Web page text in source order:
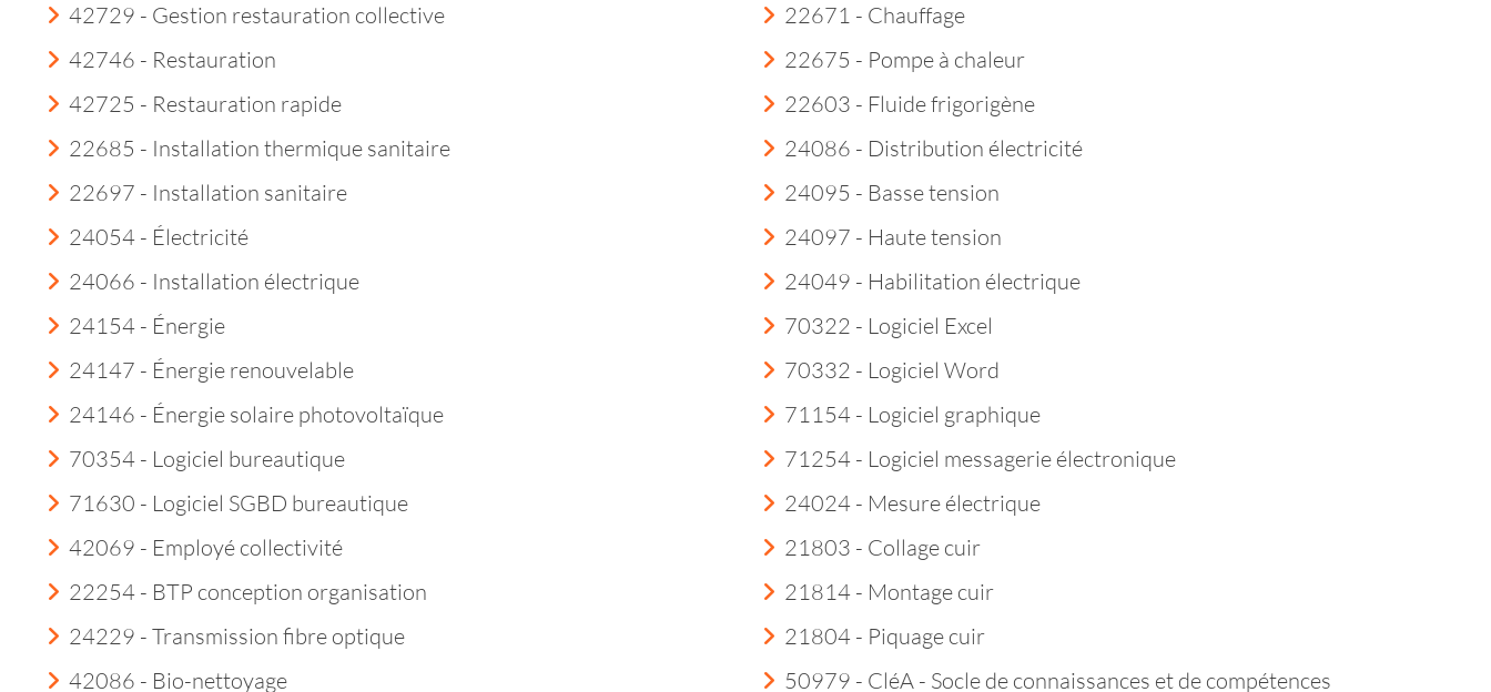
42729 - Gestion restauration collective
42746 - Restauration
42725 - Restauration rapide
22671 - Chauffage
22675 - Pompe à chaleur
22603 - Fluide frigorigène
22685 - Installation thermique sanitaire
22697 - Installation sanitaire
24054 - Électricité
24066 - Installation électrique
24086 - Distribution électricité
24095 - Basse tension
24097 - Haute tension
24049 - Habilitation électrique
24154 - Énergie
24147 - Énergie renouvelable
24146 - Énergie solaire photovoltaïque
70354 - Logiciel bureautique
70322 - Logiciel Excel
70332 - Logiciel Word
71154 - Logiciel graphique
71254 - Logiciel messagerie électronique
71630 - Logiciel SGBD bureautique
42069 - Employé collectivité
22254 - BTP conception organisation
24229 - Transmission fibre optique
24024 - Mesure électrique
21803 - Collage cuir
21814 - Montage cuir
21804 - Piquage cuir
42086 - Bio-nettoyage
50979 - CléA - Socle de connaissances et de compétences